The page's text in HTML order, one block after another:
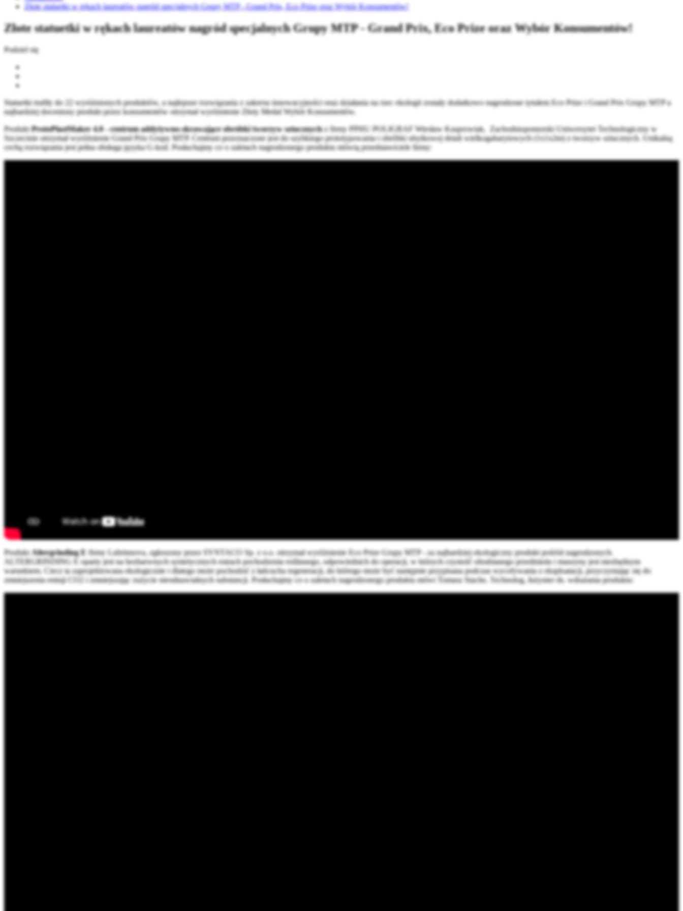
Złote statuetki w rękach laureatów nagród specjalnych Grupy MTP - Grand Prix, Eco Prize oraz Wybór Konsumentów!
Złote statuetki w rękach laureatów nagród specjalnych Grupy MTP - Grand Prix, Eco Prize oraz Wybór Konsumentów!
Podziel się
Statuetki trafiły do 22 wyróżnionych produktów, a najlepsze rozwiązania z zakresu innowacyjności oraz działania na rzec ekologii zostały dodatkowo nagrodzone tytułem Eco Prize i Grand Prix Grupy MTP a
najbardziej doceniony produkt przez konsumentów otrzymał wyróżnienie Złoty Medal Wybór Konsumentów.
ProduktProtoPlastMaker 4.0 - centrum addytywno-skrawające obróbki tworzyw sztucznychz firmy PPHU POLIGRAF Wiesław Kasprowiak, Zachodniopomorski Uniwersytet Technologiczny w
Szczecinie otrzymał wyróżnienie Grand Prix Grupy MTP. Centrum przeznaczone jest do szybkiego prototypowania i obróbki ubytkowej detali wielkogabarytowych (1x1x2m) z tworzyw sztucznych. Unikalną
cechą rozwiązania jest pełna obsługa języka G-kod. Posłuchajmy co o zaletach nagrodzonego produktu mówią przedstawiciele firmy:
ProduktAltergrinding E firmy Lubrinnova, zgłoszony przez SYNTACO Sp. z o.o. otrzymał wyróżnienie Eco Prize Grupy MTP - za najbardziej ekologiczny produkt pośród nagrodzonych.
ALTERGRINDING E oparty jest na bezbarwnych syntetycznych estrach pochodzenia roślinnego, odpowiednich do operacji, w których czystość obrabianego przedmiotu i maszyny jest niezbędnym
warunkiem. Ciecz ta zaprojektowana ekologicznie i dlatego może pochodzić z łańcucha regeneracji, do którego może być następnie przypisana podczas wycofywania z eksploatacji, przyczyniając się do
zmniejszenia emisji CO2 i zmniejszając zużycie nieodnawialnych substancji. Posłuchajmy co o zaletach nagrodzonego produktu mówi Tomasz Stache, Technolog, Inżynier ds. wdrażania produktu: